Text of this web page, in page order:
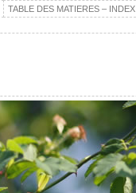
TABLE DES MATIERES – INDEX